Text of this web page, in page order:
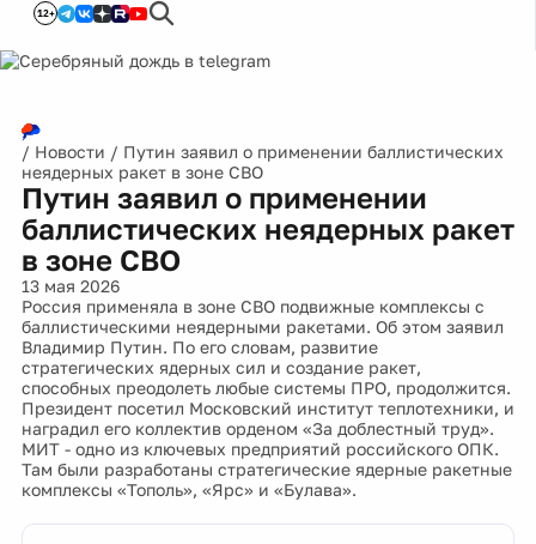
12+
/ Новости / Путин заявил о применении баллистических
неядерных ракет в зоне СВО
Путин заявил о применении
баллистических неядерных ракет
в зоне СВО
13 мая 2026
Россия применяла в зоне СВО подвижные комплексы с
баллистическими неядерными ракетами. Об этом заявил
Владимир Путин. По его словам, развитие
стратегических ядерных сил и создание ракет,
способных преодолеть любые системы ПРО, продолжится.
Президент посетил Московский институт теплотехники, и
наградил его коллектив орденом «За доблестный труд».
МИТ - одно из ключевых предприятий российского ОПК.
Там были разработаны стратегические ядерные ракетные
комплексы «Тополь», «Ярс» и «Булава».